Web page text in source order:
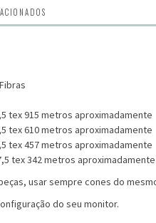
tex915 metros aproximadamente
tex 610 metros aproximadamente
tex 457 metros aproximadamente
tex 342 metros aproximadamente
usar sempre cones do
do seu monitor.